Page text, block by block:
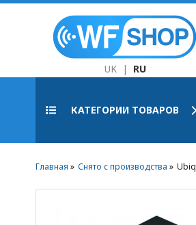
UK | RU
КАТЕГОРИИ ТОВАРОВ
Главная Снято с производства